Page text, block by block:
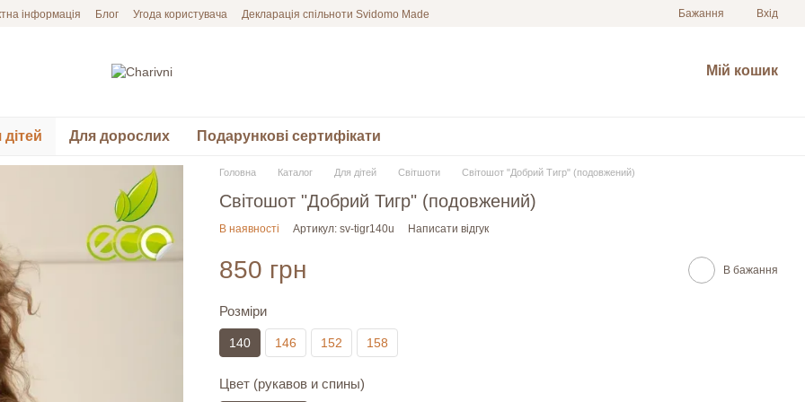
інформація Блог Угода користувача Декларація спільноти Svidomo Made Бажання Вхід
Мій кошик
Для дорослих Подарункові сертифікати
Головна Каталог Для дітей Світшоти Світошот "Добрий Тигр" (подовжений)
Світошот "Добрий Тигр" (подовжений)
В наявності Артикул: sv-tigr140u Написати відгук
850 грн В бажання
Розміри
140 146 152 158
Цвет (рукавов и спины)